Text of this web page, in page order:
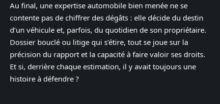
Au final, une expertise automobile bien menée ne se
contente pas de chiffrer des dégâts : elle décide du destin
d’un véhicule et, parfois, du quotidien de son propriétaire.
Dossier bouclé ou litige qui s’étire, tout se joue sur la
précision du rapport et la capacité à faire valoir ses droits.
Et si, derrière chaque estimation, il y avait toujours une
histoire à défendre ?